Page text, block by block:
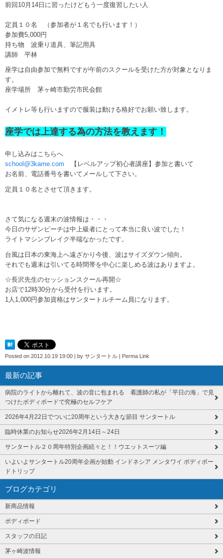
前回10月14日に習ったけどもう一度復習したい人
定員１０名 （参加者が１名でも行います！）
参加費5,000円
持ち物 波乗り道具、筆記用具
講師 平林
座学は自由参加で無料ですが午前のスクールを受けた方が対象となりま
す。
座学場所 茅ヶ崎市勤労市民会館
イメトレ等も行いますので服装は動ける格好でお願い致します。
座学では上達する為の方法を教えます！
申し込みはこちらへ
school@3kame.com 【レベルアップ初心者講座】参加と書いて
お名前、電話番号を書いてメールして下さい。
定員１０名とさせて頂きます。
さて気になる週末の波情報は・・・
今日のサザンビーチは中上級者にとって本当に良い波でした！
ライトマシンブレイク半端なかったです。
台風は日本の東海上へ遠ざかり今後、波はサイズダウン傾向。
それでも週末は引いてる時間帯を中心に楽しめる波はありますよ。
☆長沢先生のセッションスクール再開☆
お店で12時30分から受付を行います。
1人1,000円参加資格はサンタートルチーム員になります。
Posted on 2012.10.19 19:00 | by サンタートル | Perma Link
最新の記事
病院のライトから離れて、波の音に包まれる 看護師の私が「平日の海」で見
つけたボディボードで究極のセルフケア
2026年4月22日でついに20周年という大きな節目 サンタートル
臨時休業のお知らせ2026年2月14日～24日
サンタートル２０周年特別企画続々と！！ウエットスーツ編
いよいよサンタートル20周年企画が始動 インドネシア メンタワイ ボディボー
ドトリップ
ブログカテゴリ
新商品情報
ボディボード
スタッフの日記
茅ヶ崎波情報